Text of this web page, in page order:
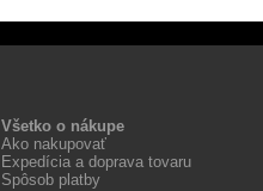
Všetko o nákupe
Ako nakupovať
Expedícia a doprava tovaru
Spôsob platby